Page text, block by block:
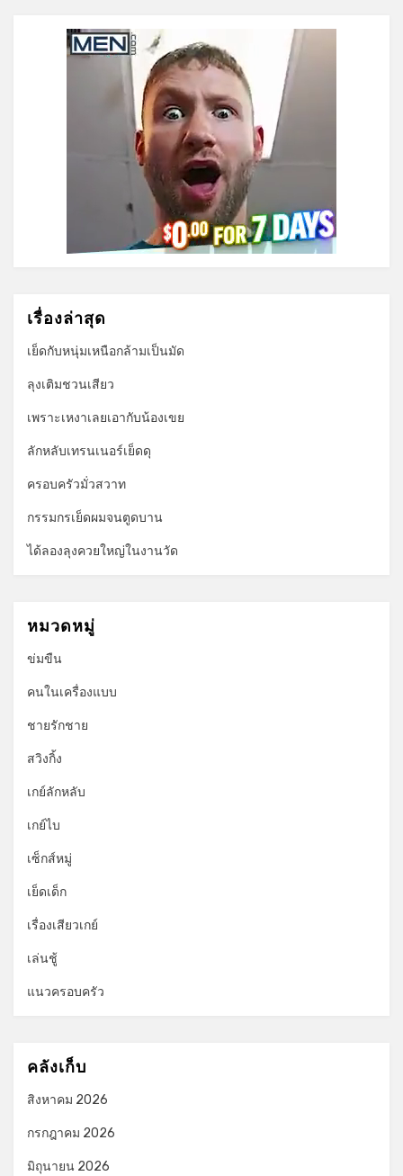
เรื่องล่าสุด
เย็ดกับหนุ่มเหนือกล้ามเป็นมัด
ลุงเติมชวนเสียว
เพราะเหงาเลยเอากับน้องเขย
ลักหลับเทรนเนอร์เย็ดดุ
ครอบครัวมั่วสวาท
กรรมกรเย็ดผมจนตูดบาน
ได้ลองลุงควยใหญ่ในงานวัด
หมวดหมู่
ข่มขืน
คนในเครื่องแบบ
ชายรักชาย
สวิงกิ้ง
เกย์ลักหลับ
เกย์ไบ
เซ็กส์หมู่
เย็ดเด็ก
เรื่องเสียวเกย์
เล่นชู้
แนวครอบครัว
คลังเก็บ
สิงหาคม 2026
กรกฎาคม 2026
มิถุนายน 2026